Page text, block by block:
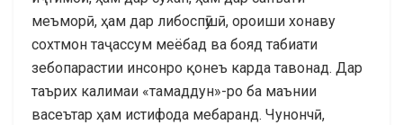
меъморӣ, ҳам дар либоспӯшӣ, ороиши хонаву
сохтмон таҷассум меёбад ва бояд табиати
зебопарастии инсонро қонеъ карда тавонад. Дар
таърих калимаи «тамаддун»-ро ба маънии
васеътар ҳам истифода мебаранд. Чунончӣ,